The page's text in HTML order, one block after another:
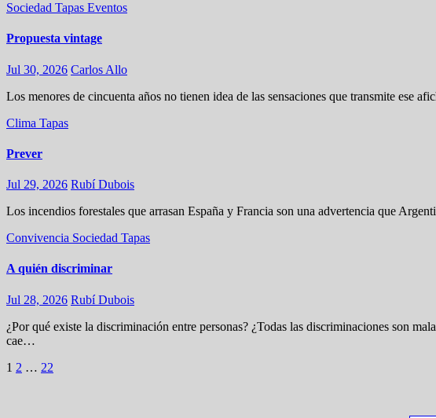
Sociedad Tapas Eventos
Propuesta vintage
Jul 30, 2026 Carlos Allo
Los menores de cincuenta años no tienen idea de las sensaciones que transmite ese
Clima Tapas
Prever
Jul 29, 2026 Rubí Dubois
Los incendios forestales que arrasan España y Francia son una advertencia que
Convivencia Sociedad Tapas
A quién discriminar
Jul 28, 2026 Rubí Dubois
¿Por qué existe la discriminación entre personas? ¿Todas las discriminaciones son
cae…
Navegación
1 2 … 22